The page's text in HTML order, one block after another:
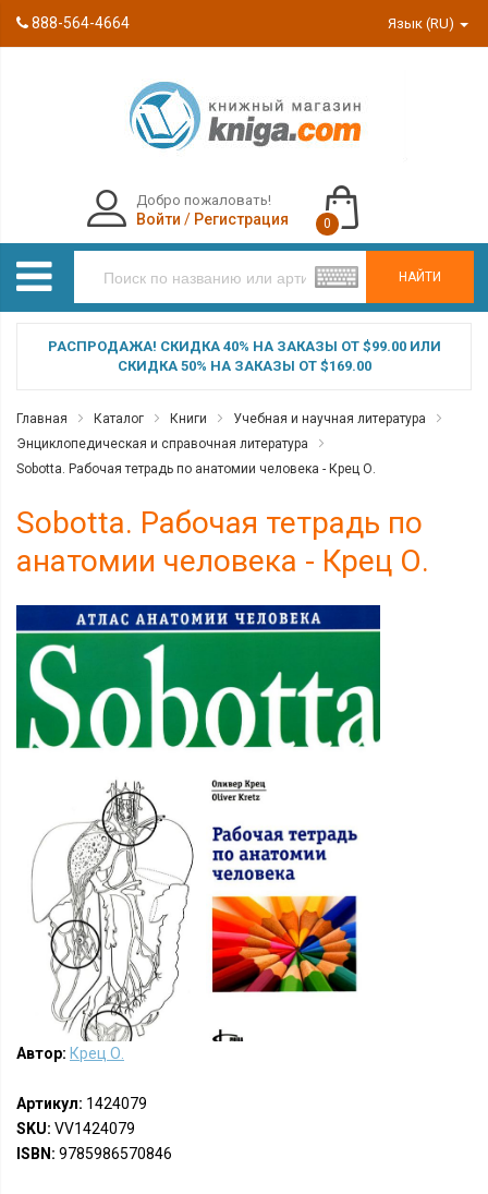
888-564-4664 Язык (RU)
НАЙТИ
Добро пожаловать!
Войти / Регистрация 0
РАСПРОДАЖА! СКИДКА 40% НА ЗАКАЗЫ ОТ $99.00 ИЛИ
СКИДКА 50% НА ЗАКАЗЫ ОТ $169.00
Главная Каталог Книги
Учебная и научная литература
Энциклопедическая и справочная литература
Sobotta. Рабочая тетрадь по анатомии человека - Крец О.
Sobotta. Рабочая тетрадь по
анатомии человека - Крец О.
Автор: Крец О.
Артикул: 1424079
SKU: VV1424079
ISBN: 9785986570846